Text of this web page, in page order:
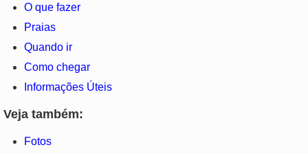
O que fazer
Praias
Quando ir
Como chegar
Informações Úteis
Veja também:
Fotos